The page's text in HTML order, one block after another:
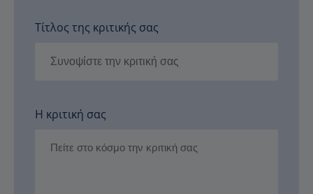
Τίτλος της κριτικής σας
Η κριτική σας